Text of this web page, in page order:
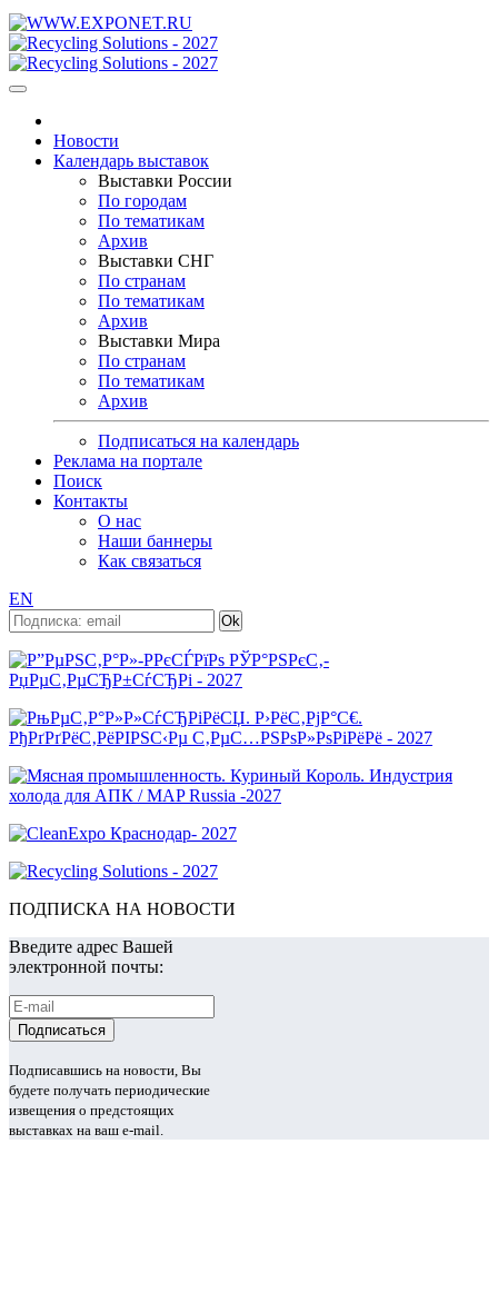
Новости
Календарь выставок
Выставки России
По городам
По тематикам
Архив
Выставки СНГ
По странам
По тематикам
Архив
Выставки Мира
По странам
По тематикам
Архив
Подписаться на календарь
Реклама на портале
Поиск
Контакты
О нас
Наши баннеры
Как связаться
EN
ПОДПИСКА НА НОВОСТИ
Введите адрес Вашей
электронной почты:
Подписавшись на новости, Вы
будете получать периодические
извещения о предстоящих
выставках на ваш e-mail.